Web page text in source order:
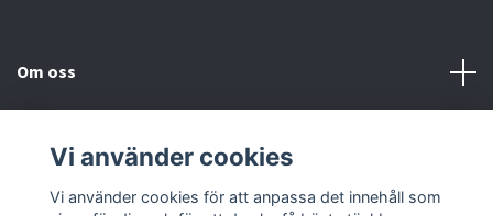
Om oss
Kontakta oss
Vi använder cookies
Vi använder cookies för att anpassa det innehåll som